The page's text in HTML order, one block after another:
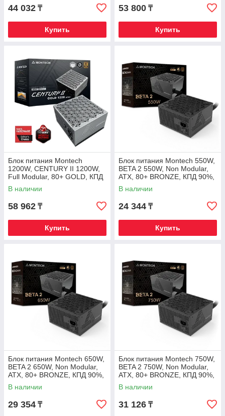
44 032 ₸
Купить
53 800 ₸
Купить
Блок питания Montech
1200W, CENTURY II 1200W,
Full Modular, 80+ GOLD, КПД
90%, Fan 135mm, Серебро
В наличии
58 962 ₸
Купить
Блок питания Montech 550W,
BETA 2 550W, Non Modular,
ATX, 80+ BRONZE, КПД 90%,
Fan 120mm, Черный
В наличии
24 344 ₸
Купить
Блок питания Montech 650W,
BETA 2 650W, Non Modular,
ATX, 80+ BRONZE, КПД 90%,
Fan 120mm, Черный
В наличии
29 354 ₸
Блок питания Montech 750W,
BETA 2 750W, Non Modular,
ATX, 80+ BRONZE, КПД 90%,
Fan 120mm, Черный
В наличии
31 126 ₸